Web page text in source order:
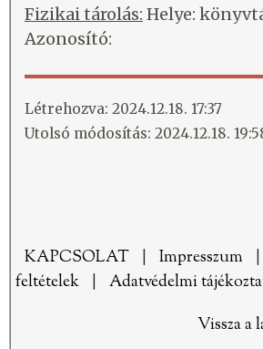
Fizikai tárolás: Helye:
Azonosító:
Létrehozva: 2024.12.18. 17:37
Utolsó módosítás: 2024.12.18.
KAPCSOLAT Impresszum
feltételek
Adatvédelmi
Vissza a